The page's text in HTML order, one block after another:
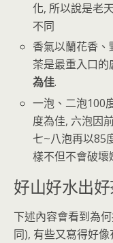
化, 所以說是老
不同
香氣以蘭花香、
茶是最重入口的
為佳.
一泡、二泡100
度為佳, 六泡因
七~八泡再以85
樣不但不會破壞
好山好水出
下述內容會看到為
同), 有些又寫得好